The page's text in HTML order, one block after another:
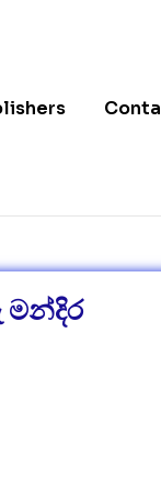
මන්දිර